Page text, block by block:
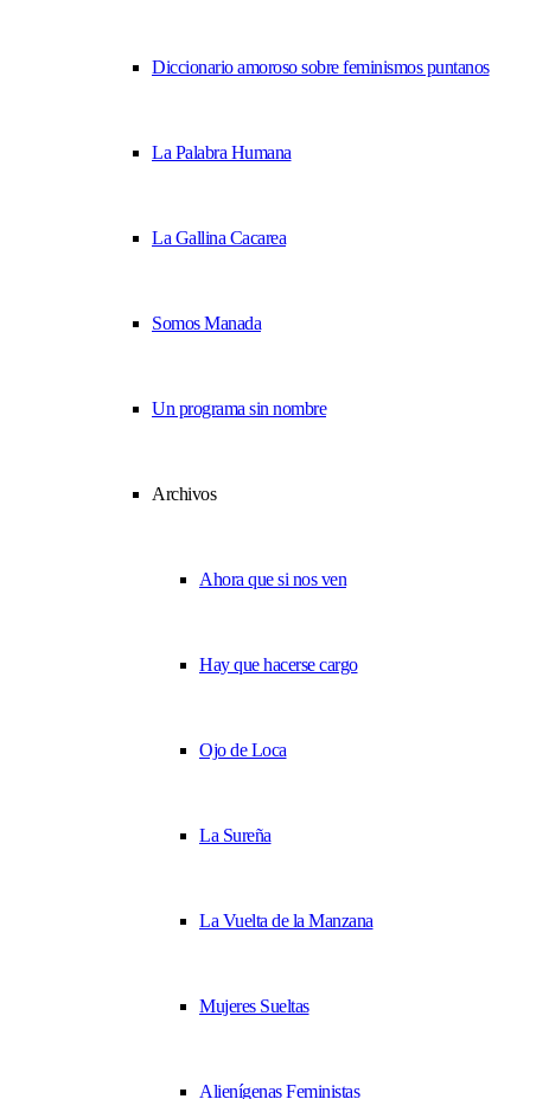
Diccionario amoroso sobre feminismos puntanos
La Palabra Humana
La Gallina Cacarea
Somos Manada
Un programa sin nombre
Archivos
Ahora que si nos ven
Hay que hacerse cargo
Ojo de Loca
La Sureña
La Vuelta de la Manzana
Mujeres Sueltas
Alienígenas Feministas